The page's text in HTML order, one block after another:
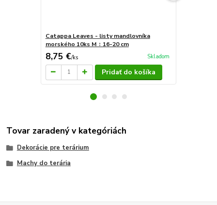
Catappa Leaves - listy mandlovníka
morského 10ks M ↕ 16-20 cm
8,75 €/ks Skladom
Pridať do košíka
Tovar zaradený v kategóriách
Dekorácie pre terárium
Machy do terária